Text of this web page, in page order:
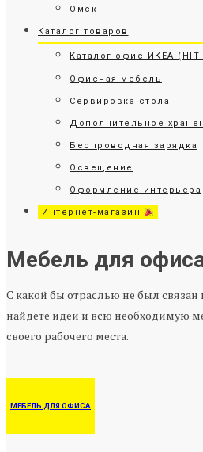
Омск
Каталог товаров
Каталог офис ИКЕА (HIT
Офисная мебель
Сервировка стола
Дополнительное
Беспроводная зарядка
Освещение
Оформление интерьера
Интернет-магазин
Мебель для
С какой бы отраслью не был
найдете идеи и всю необходимую
своего рабочего места.
МЕБЕЛЬ ДЛЯ ОФИСА